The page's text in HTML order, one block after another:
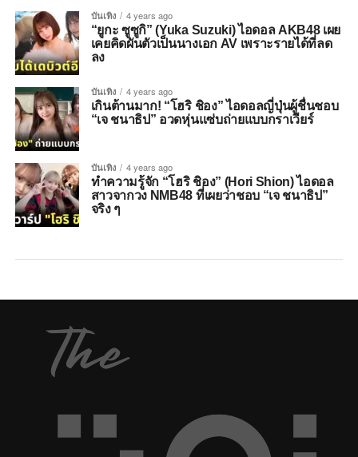
บันเทิง 4 years ago
“ยูกะ ซูซูกิ” (Yuka Suzuki) ไอดอล AKB48 เผย
เคยคิดผันตัวเป็นนางเอก AV เพราะรายได้ที่ลด
ลง
บันเทิง 4 years ago
เกินต้านมาก! “โฮริ ชิอง” ไอดอลญี่ปุ่นผู้ชื่นชอบ
“เจ ชนาธิป” อวดหุ่นแซ่บถ่ายแบบกราเวียร์
บันเทิง 4 years ago
ทำความรู้จัก “โฮริ ชิอง” (Hori Shion) ไอดอล
สาวจากวง NMB48 ที่เผยว่าชอบ “เจ ชนาธิป”
จริง ๆ